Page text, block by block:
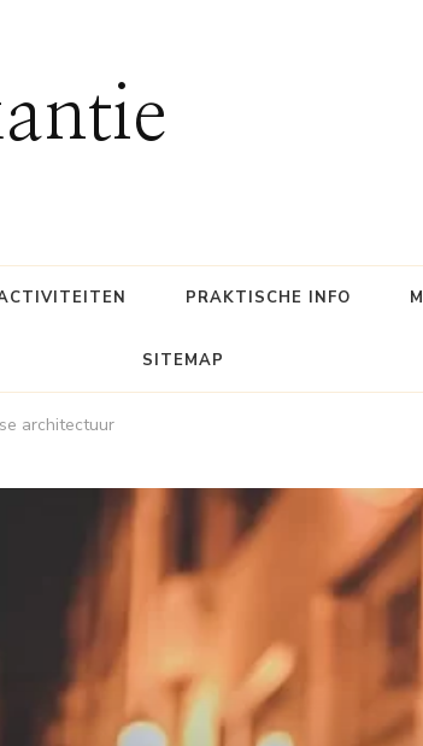
PRAKTISCHE INFO
SITEMAP
architectuur